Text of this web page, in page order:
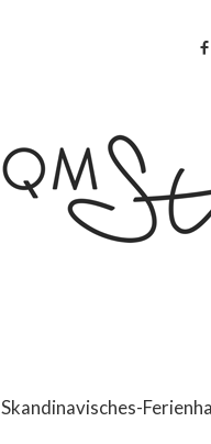
Skandinavisches-